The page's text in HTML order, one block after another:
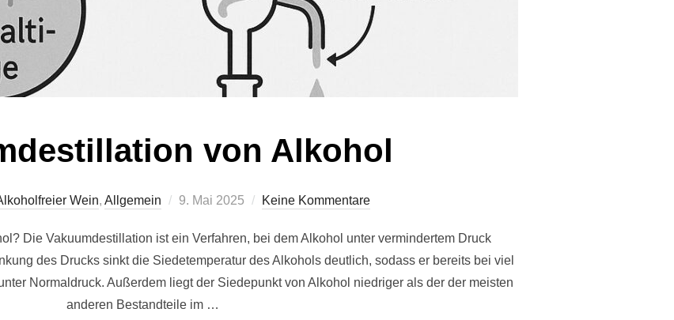
von Alkohol
Wein, Allgemein
Veröffentlicht
9. Mai 2025 Keine Kommentare
Die Vakuumdestillation ist ein Verfahren, bei dem Alkohol unter vermindertem Druck
des Drucks sinkt die Siedetemperatur des Alkohols deutlich, sodass er bereits bei viel
Normaldruck. Außerdem liegt der Siedepunkt von Alkohol niedriger als der der meisten
anderen Bestandteile im …